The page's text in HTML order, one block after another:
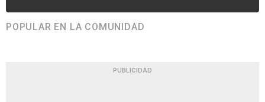
POPULAR EN LA COMUNIDAD
PUBLICIDAD